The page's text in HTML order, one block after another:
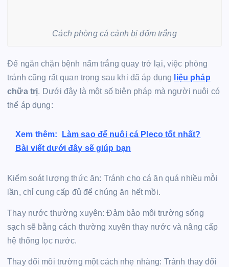
Cách phòng cá cảnh bị đốm trắng
Để ngăn chặn bệnh nấm trắng quay trở lại, việc phòng
tránh cũng rất quan trọng sau khi đã áp dụng
liệu pháp
chữa trị. Dưới đây là một số biện pháp mà người nuôi có
thể áp dụng:
Xem thêm:
Làm sao để nuôi cá Pleco tốt nhất?
Bài viết dưới đây sẽ giúp bạn
Kiểm soát lượng thức ăn: Tránh cho cá ăn quá nhiều mỗi
lần, chỉ cung cấp đủ để chúng ăn hết mồi.
Thay nước thường xuyên: Đảm bảo môi trường sống
sạch sẽ bằng cách thường xuyên thay nước và nâng cấp
hệ thống lọc nước.
Thay đổi môi trường một cách nhẹ nhàng: Tránh thay đổi